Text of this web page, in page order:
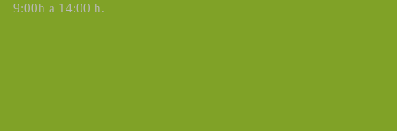
9:00h a 14:00 h.